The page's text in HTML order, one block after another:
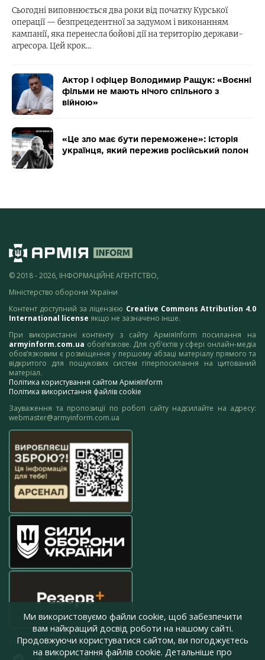
Сьогодні виповнюється два роки від початку Курської
операції — безпрецедентної за задумом і виконанням
кампанії, яка перенесла бойові дії на територію держави-
агресора. Цей крок…
Актор і офіцер Володимир Ращук: «Воєнні
фільми не мають нічого спільного з
війною»
«Це зло має бути переможене»: історія
українця, який пережив російський полон
© 2018 - 2026, ІНФОРМАЦІЙНЕ АГЕНТСТВО,
Міністерство оборони України
Контент доступний за ліцензією Creative Commons Attribution 4.0
International license якщо не зазначено інше.
При використанні контенту з сайту АрміяInform посилання на
armyinform.com.ua обов’язкове. Для суб’єктів у сфері онлайн-медіа
обов’язковим є розміщення у першому абзаці матеріалу прямого та
відкритого для пошукових систем гіперпосилання на цитований
матеріал.
Політика користування сайтом АрміяInform
Політика використання файлів cookie
Зауваження та пропозиції по роботі сайту надсилайте на адресу:
webmaster@armyinform.com.ua
press@armyinform.com.ua
Ми використовуємо файли cookie, щоб забезпечити
вам найкращий досвід роботи на нашому сайті.
Продовжуючи користуватися сайтом, ви погоджуєтесь
на використання файлів cookie. Детальніше про